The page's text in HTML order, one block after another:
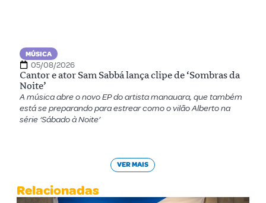
MÚSICA
05/08/2026
Cantor e ator Sam Sabbá lança clipe de ‘Sombras da
Noite’
A música abre o novo EP do artista manauara, que também
está se preparando para estrear como o vilão Alberto na
série ‘Sábado à Noite’
VER MAIS
Relacionadas